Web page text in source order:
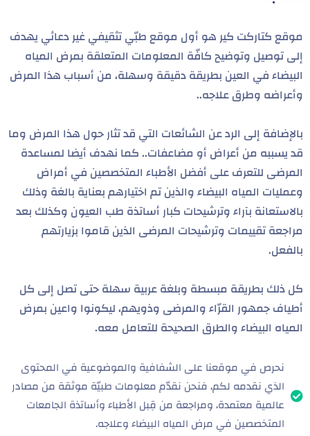
موقع كتاركت كير هو أول موقع طبّي تثقيفي غير دعائي يهدف
إلى توصيل وتوضيح كافّة المعلومات المتعلقة بمرض المياه
البيضاء في العين بطريقة دقيقة وسهلة، من أسباب هذا المرض
وأعراضه وطرق علاجه..
بالإضافة إلى الرد عن الشائعات التي قد تثار حول هذا المرض وما
قد يسببه من أعراض أو مضاعفات.. كما نهدف أيضا لمساعدة
المرضى للتعرف على أفضل الأطباء المتخصصين في أمراض
وعمليات المياه البيضاء والذين تم اختيارهم بعناية بالغة وذلك
بالاستعانة بآراء وترشيحات كبار أساتذة طب العيون وكذلك بعد
مراجعة تقييمات وترشيحات المرضى الذين قاموا بزيارتهم
بالفعل.
كل ذلك بطريقة مبسطة وبلغة عربية سهلة حتى تصل إلى كل
أطياف جمهور القرّاء والمرضى وذويهم، ليكونوا واعين بمرض
المياه البيضاء والطرق الصحيحة للتعامل معه.
نحرص في موقعنا على الشفافية والموضوعية في المحتوى
الذي نقدمه لكم، فنحن نقدّم معلومات طبيّة موثقة من مصادر
عالمية معتمدة، ومراجعة من قِبل الأطباء وأساتذة الجامعات
المتخصصين في مرض المياه البيضاء وعلاجه.